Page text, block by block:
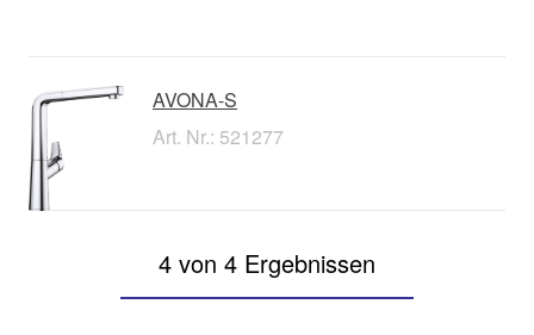
AVONA-S
Art. Nr.: 521277
4 von 4 Ergebnissen